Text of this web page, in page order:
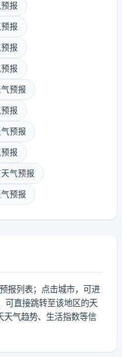
报
报
报
报
预报
报
预报
报
气预报
预报
报列表；点击城市，可进
可直接跳转至该地区的天
天气趋势、生活指数等信